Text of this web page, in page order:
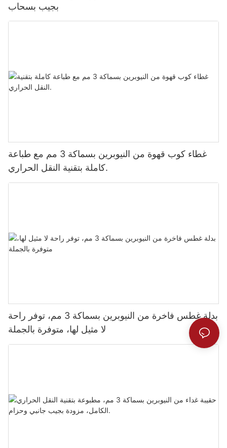
بجيب بسحاب
غطاء كوب قهوة من النيوبرين بسماكة 3 مم مع طباعة
كاملة بتقنية النقل الحراري.
بدلة غطس فاخرة من النيوبرين بسماكة 3 مم، توفر راحة
لا مثيل لها، متوفرة بالجملة